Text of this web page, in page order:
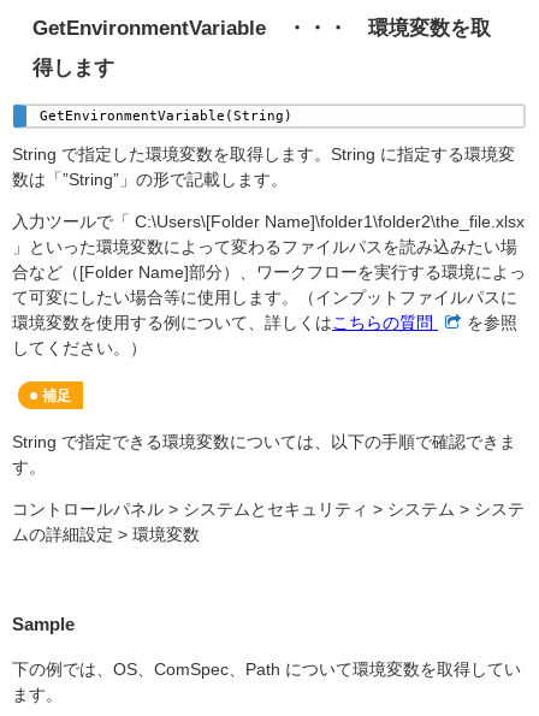
GetEnvironmentVariable・・・ 環境変数を取
得します
GetEnvironmentVariable(String)
String で指定した環境変数を取得します。String に指定する環境変
数は「”String”」の形で記載します。
入力ツールで「 C:\Users\[Folder Name]\folder1\folder2\the_file.xlsx
」といった環境変数によって変わるファイルパスを読み込みたい場
合など（[Folder Name]部分）、ワークフローを実行する環境によっ
て可変にしたい場合等に使用します。（インプットファイルパスに
環境変数を使用する例について、詳しくは こちらの質問
を参照
してください。）
補足
String で指定できる環境変数については、以下の手順で確認できま
す。
コントロールパネル > システムとセキュリティ > システム > システ
ムの詳細設定 > 環境変数
Sample
下の例では、OS、ComSpec、Path について環境変数を取得してい
ます。